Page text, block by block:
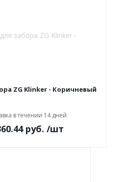
ZG Klinker - Коричневый
в течении 14 дней
руб. /шт